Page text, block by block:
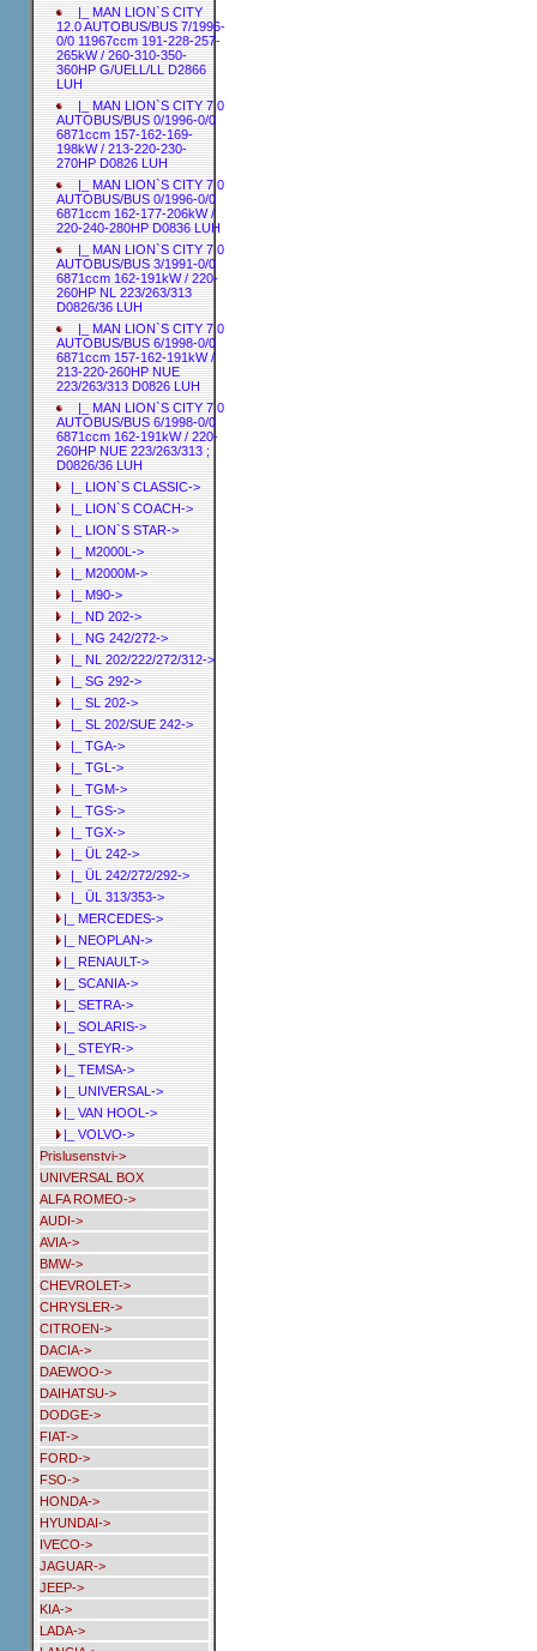
|_ MAN LION`S CITY
12.0 AUTOBUS/BUS 7/1996-
0/0 11967ccm 191-228-257-
265kW / 260-310-350-
360HP G/UELL/LL D2866
LUH
|_ MAN LION`S CITY 7.0
AUTOBUS/BUS 0/1996-0/0
6871ccm 157-162-169-
198kW / 213-220-230-
270HP D0826 LUH
|_ MAN LION`S CITY 7.0
AUTOBUS/BUS 0/1996-0/0
6871ccm 162-177-206kW /
220-240-280HP D0836 LUH
|_ MAN LION`S CITY 7.0
AUTOBUS/BUS 3/1991-0/0
6871ccm 162-191kW / 220-
260HP NL 223/263/313
D0826/36 LUH
|_ MAN LION`S CITY 7.0
AUTOBUS/BUS 6/1998-0/0
6871ccm 157-162-191kW /
213-220-260HP NUE
223/263/313 D0826 LUH
|_ MAN LION`S CITY 7.0
AUTOBUS/BUS 6/1998-0/0
6871ccm 162-191kW / 220-
260HP NUE 223/263/313 ;
D0826/36 LUH
|_ LION`S CLASSIC->
|_ LION`S COACH->
|_ LION`S STAR->
|_ M2000L->
|_ M2000M->
|_ M90->
|_ ND 202->
|_ NG 242/272->
|_ NL 202/222/272/312->
|_ SG 292->
|_ SL 202->
|_ SL 202/SUE 242->
|_ TGA->
|_ TGL->
|_ TGM->
|_ TGS->
|_ TGX->
|_ ÜL 242->
|_ ÜL 242/272/292->
|_ ÜL 313/353->
|_ MERCEDES->
|_ NEOPLAN->
|_ RENAULT->
|_ SCANIA->
|_ SETRA->
|_ SOLARIS->
|_ STEYR->
|_ TEMSA->
|_ UNIVERSAL->
|_ VAN HOOL->
|_ VOLVO->
Prislusenstvi->
UNIVERSAL BOX
ALFA ROMEO->
AUDI->
AVIA->
BMW->
CHEVROLET->
CHRYSLER->
CITROEN->
DACIA->
DAEWOO->
DAIHATSU->
DODGE->
FIAT->
FORD->
FSO->
HONDA->
HYUNDAI->
IVECO->
JAGUAR->
JEEP->
KIA->
LADA->